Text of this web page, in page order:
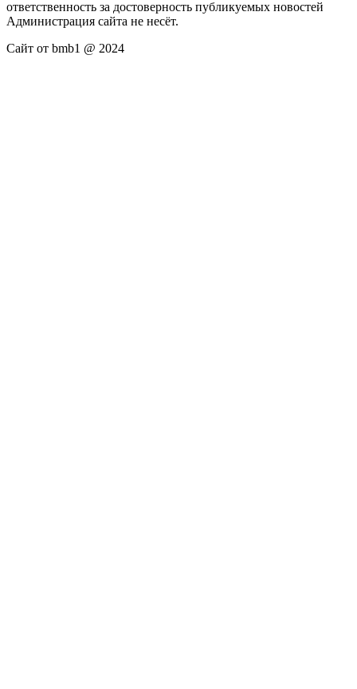
ответственность за достоверность публикуемых новостей
Администрация сайта не несёт.
Сайт от bmb1 @ 2024